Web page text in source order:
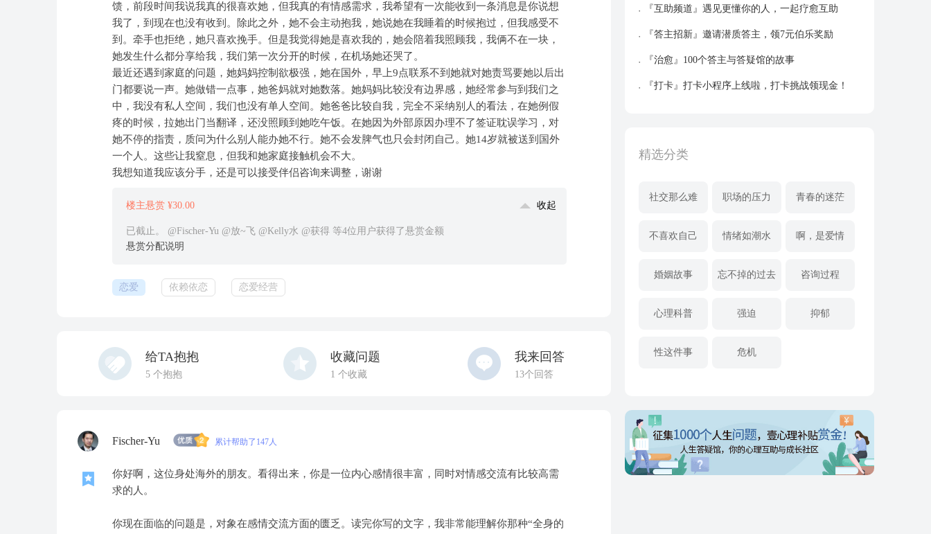
馈，前段时间我说我真的很喜欢她，但我真的有情感需求，我希望有一次能收到一条消息是你说想
我了，到现在也没有收到。除此之外，她不会主动抱我，她说她在我睡着的时候抱过，但我感受不
到。牵手也拒绝，她只喜欢挽手。但是我觉得她是喜欢我的，她会陪着我照顾我，我俩不在一块，
她发生什么都分享给我，我们第一次分开的时候，在机场她还哭了。
最近还遇到家庭的问题，她妈妈控制欲极强，她在国外，早上9点联系不到她就对她责骂要她以后出
门都要说一声。她做错一点事，她爸妈就对她数落。她妈妈比较没有边界感，她经常参与到我们之
中，我没有私人空间，我们也没有单人空间。她爸爸比较自我，完全不采纳别人的看法，在她例假
疼的时候，拉她出门当翻译，还没照顾到她吃午饭。在她因为外部原因办理不了签证耽误学习，对
她不停的指责，质问为什么别人能办她不行。她不会发脾气也只会封闭自己。她14岁就被送到国外
一个人。这些让我窒息，但我和她家庭接触机会不大。
我想知道我应该分手，还是可以接受伴侣咨询来调整，谢谢
楼主悬赏 ¥30.00 收起
已截止。 @Fischer-Yu @放~飞 @Kelly水 @获得 等4位用户获得了悬赏金额
悬赏分配说明
恋爱 依赖依恋 恋爱经营
给TA抱抱
5 个抱抱
收藏问题
1 个收藏
我来回答
13个回答
Fischer-Yu 累计帮助了147人
你好啊，这位身处海外的朋友。看得出来，你是一位内心感情很丰富，同时对情感交流有比较高需
求的人。
你现在面临的问题是，对象在感情交流方面的匮乏。读完你写的文字，我非常能理解你那种“全身的
『互助频道』遇见更懂你的人，一起疗愈互助
『答主招新』邀请潜质答主，领7元伯乐奖励
『治愈』100个答主与答疑馆的故事
『打卡』打卡小程序上线啦，打卡挑战领现金！
精选分类
社交那么难 职场的压力 青春的迷茫
不喜欢自己 情绪如潮水 啊，是爱情
婚姻故事 忘不掉的过去 咨询过程
心理科普 强迫 抑郁
性这件事 危机